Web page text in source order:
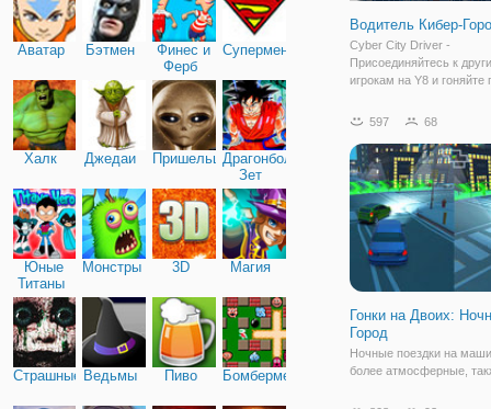
Аватар Бэтмен
Финес и
Ферб
Супермен
Халк Джедаи ПришельцыДрагонболл
Зет
Юные
Титаны
Монстры 3D Магия
Страшные Ведьмы Пиво Бомбермен
Водитель Кибер-
Cyber City Driver -
Присоединяйтесь к
игрокам на Y8 и гоняйте
пандусам и
своему другу и
автомобили и примите
597 68
Гонки на Двоих:
Город
Ночные поездки на
более атмосферные,
Двоих: Ночной Город"